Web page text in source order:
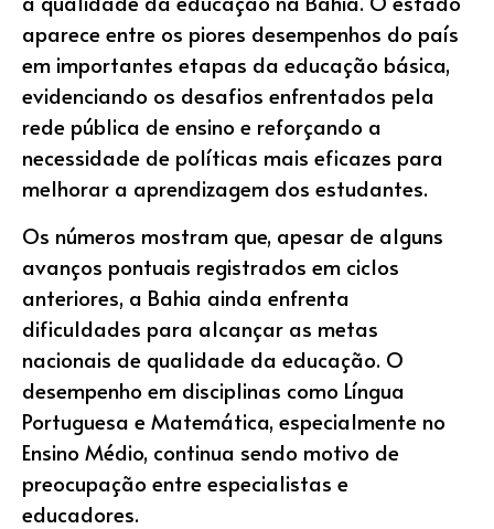
aparece entre os piores desempenhos do país
em importantes etapas da educação básica,
evidenciando os desafios enfrentados pela
rede pública de ensino e reforçando a
necessidade de políticas mais eficazes para
melhorar a aprendizagem dos estudantes.
Os números mostram que, apesar de alguns
avanços pontuais registrados em ciclos
anteriores, a Bahia ainda enfrenta
dificuldades para alcançar as metas
nacionais de qualidade da educação. O
desempenho em disciplinas como Língua
Portuguesa e Matemática, especialmente no
Ensino Médio, continua sendo motivo de
preocupação entre especialistas e
educadores.